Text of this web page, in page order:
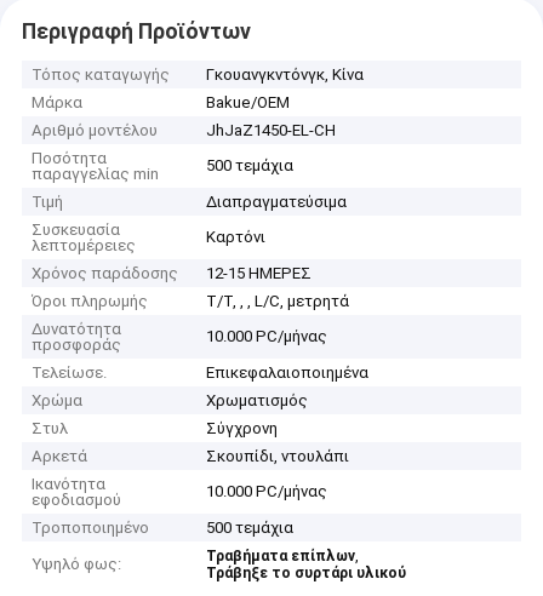
Περιγραφή Προϊόντων
Τόπος καταγωγής
Γκουανγκντόνγκ, Κίνα
Μάρκα
Bakue/OEM
Αριθμό μοντέλου
JhJaZ1450-EL-CH
Ποσότητα
παραγγελίας min
500 τεμάχια
Τιμή
Διαπραγματεύσιμα
Συσκευασία
λεπτομέρειες
Καρτόνι
Χρόνος παράδοσης
12-15 ΗΜΕΡΕΣ
Όροι πληρωμής
T/T, , , L/C, μετρητά
Δυνατότητα
προσφοράς
10.000 PC/μήνας
Τελείωσε.
Επικεφαλαιοποιημένα
Χρώμα
Χρωματισμός
Στυλ
Σύγχρονη
Αρκετά
Σκουπίδι, ντουλάπι
Ικανότητα
εφοδιασμού
10.000 PC/μήνας
Τροποποιημένο
500 τεμάχια
Υψηλό φως:
Τραβήματα επίπλων,
Τράβηξε το συρτάρι υλικού